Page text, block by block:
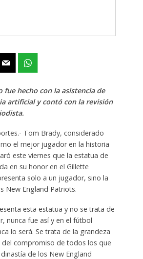
fue hecho con la asistencia de
artificial y contó con la revisión
Tom Brady, considerado
el mejor jugador en la historia
este viernes que la estatua de
en su honor en el Gillette
solo a un jugador, sino la
New England Patriots.
esta estatua y no se trata de
nunca fue así y en el fútbol
lo será. Se trata de la grandeza
compromiso de todos los que
de los New England